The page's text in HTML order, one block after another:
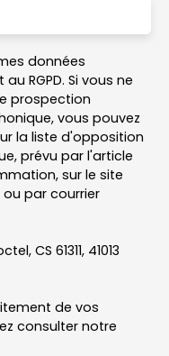
données
RGPD. Si vous ne
prospection
vous pouvez
la liste d'opposition
prévu par l'article
sur le site
par courrier
CS 61311, 41013
de vos
consulter notre